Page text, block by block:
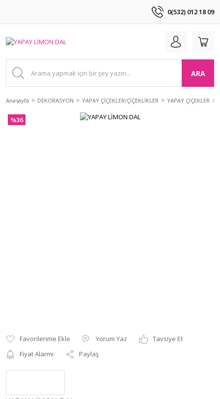
0(532) 012 18 09
ARA
Anasayfa DEKORASYON YAPAY ÇİÇEKLER/ÇİÇEKLİKLER YAPAY ÇİÇEKLER
%36
Yorum Yaz
Tavsiye Et
Fiyat Alarmı
Paylaş